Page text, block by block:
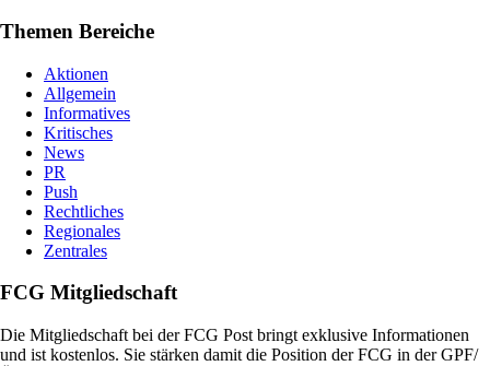
Themen Bereiche
Aktionen
Allgemein
Informatives
Kritisches
News
PR
Push
Rechtliches
Regionales
Zentrales
FCG Mitgliedschaft
Die Mitgliedschaft bei der FCG Post bringt exklusive Informationen
und ist kostenlos. Sie stärken damit die Position der FCG in der GPF/